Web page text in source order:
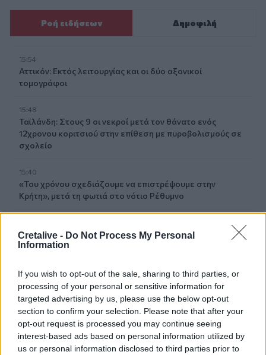
Cretalive - Do Not Process My Personal
Information
If you wish to opt-out of the sale, sharing to third parties, or
processing of your personal or sensitive information for
targeted advertising by us, please use the below opt-out
section to confirm your selection. Please note that after your
opt-out request is processed you may continue seeing
interest-based ads based on personal information utilized by
us or personal information disclosed to third parties prior to
Ροή ειδήσεων Δημοφιλή
15:54
Αττικόν: Εκτός λειτουργίας και οι δύο αξονικοί
τομογράφοι
15:48
Ταϊλάνδη: Στους 9 οι νεκροί μετά τον θάνατο ενός
12χρονου κοριτσιού στην επίθεση με πυροβολισμούς σε
σχολείο
15:40
«Του χρόνου σχεδιάζουμε να επιστρέψουμε στην
Κρήτη», μετά τη φωτιά στο νότιο Ρέθυμνο
Θερινές εκπτώσεις: Χαμηλότερος ο τζίρος – Αυξημένες
οι πιέσεις από το ηλεκτρονικό εμπόριο
15:29
Συναγερμός για άνδρα περιπατητή που ζήτησε τις πρώτες
βοήθειες κοντά στο φαράγγι του Τράφουλα
15:26
Στέφανος Τσιτσιπάς: Διακοπές στην Ελβετία με τη νέα
του σύντροφο (photos)